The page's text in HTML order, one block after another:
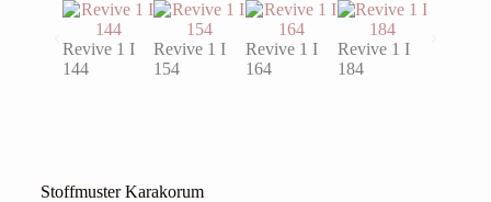
Revive 1 I
144
Revive 1 I
154
Revive 1 I
164
Revive 1 I
184
Stoffmuster Karakorum